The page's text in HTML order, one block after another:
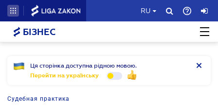
RU
БІЗНЕС
Ця сторінка доступна рідною мовою.
Перейти на українську
Судебная практика